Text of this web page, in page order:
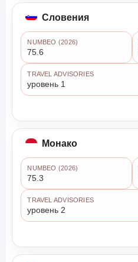
Словения
NUMBEO (2026)
75.6
TRAVEL ADVISORIES
уровень 1
Монако
NUMBEO (2026)
75.3
TRAVEL ADVISORIES
уровень 2